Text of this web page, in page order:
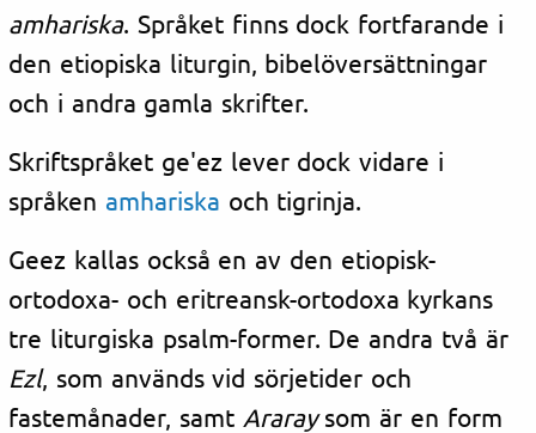
amhariska. Språket finns dock fortfarande i
den etiopiska liturgin, bibelöversättningar
och i andra gamla skrifter.
Skriftspråket ge'ez lever dock vidare i
språken amhariska och tigrinja.
Geez kallas också en av den etiopisk-
ortodoxa- och eritreansk-ortodoxa kyrkans
tre liturgiska psalm-former. De andra två är
Ezl, som används vid sörjetider och
fastemånader, samt Araraysom är en form